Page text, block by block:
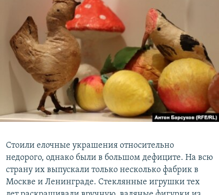
Стоили елочные украшения относительно
недорого, однако были в большом дефиците. На всю
страну их выпускали только несколько фабрик в
Москве и Ленинграде. Стеклянные игрушки тех